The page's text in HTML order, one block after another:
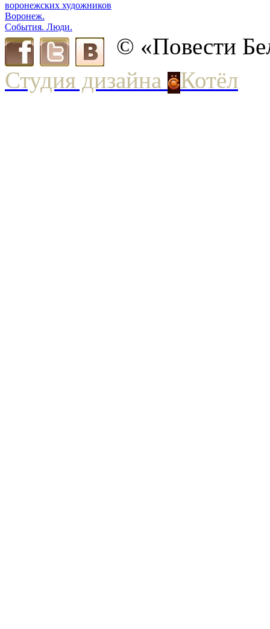
воронежских художников
Воронеж.
События. Люди.
© «Повести
Студия дизайна
Котёл